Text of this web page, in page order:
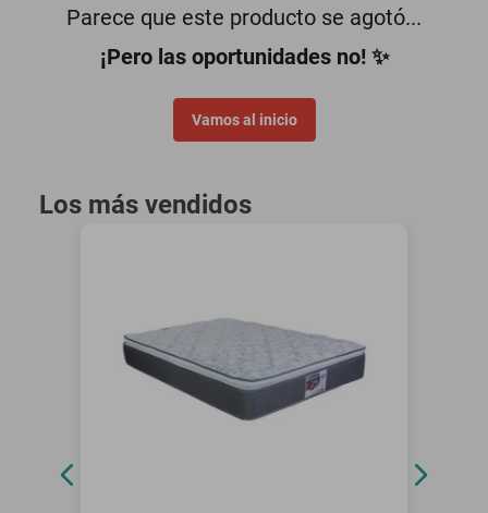
Parece que este producto se agotó...
¡Pero las oportunidades no! ✨
Vamos al inicio
Los más vendidos
oppo
motoneta